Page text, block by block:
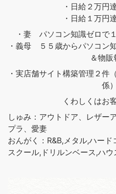
・日給２万
・日給１万
・妻 パソコン知識ゼロで
・義母 ５５歳からパソコン
＆物販
・実店舗サイト構築管理２件
係）
くわしくはお
しゅみ：アウトドア、レザー
プラ、愛妻
おんがく：R&B,メタル,ハー
スクール,ドリルンベース,ハウ